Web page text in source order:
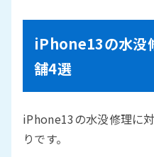
iPhone13の水没
舗4選
iPhone13の水没修理に
りです。